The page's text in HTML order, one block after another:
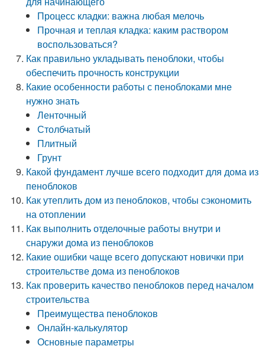
Процесс кладки: важна любая мелочь
Прочная и теплая кладка: каким раствором
воспользоваться?
Как правильно укладывать пеноблоки, чтобы
обеспечить прочность конструкции
Какие особенности работы с пеноблоками мне
нужно знать
Ленточный
Столбчатый
Плитный
Грунт
Какой фундамент лучше всего подходит для дома из
пеноблоков
Как утеплить дом из пеноблоков, чтобы сэкономить
на отоплении
Как выполнить отделочные работы внутри и
снаружи дома из пеноблоков
Какие ошибки чаще всего допускают новички при
строительстве дома из пеноблоков
Как проверить качество пеноблоков перед началом
строительства
Преимущества пеноблоков
Онлайн-калькулятор
Основные параметры